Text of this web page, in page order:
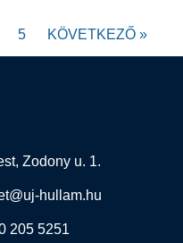
5 KÖVETKEZŐ »
Zodony u. 1.
hullam.hu
205 5251